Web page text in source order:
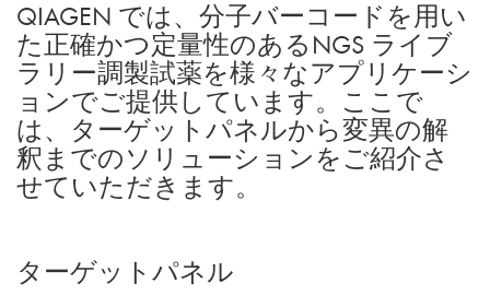
QIAGEN では、分子バーコードを用い
た正確かつ定量性のあるNGS ライブ
ラリー調製試薬を様々なアプリケーシ
ョンでご提供しています。ここで
は、ターゲットパネルから変異の解
釈までのソリューションをご紹介さ
せていただきます。
ターゲットパネル